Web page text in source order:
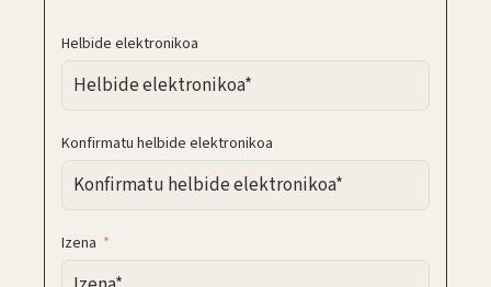
Helbide elektronikoa
Konfirmatu helbide elektronikoa
Izena